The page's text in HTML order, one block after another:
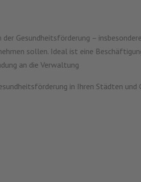
Gesundheitsförderung –
sollen. Ideal ist eine
an die Verwaltung
in Ihren Städten und